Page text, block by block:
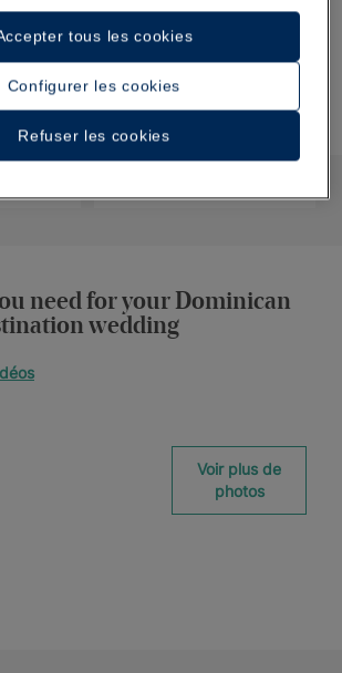
pour réserver votre grand
jour
DE
CALENDRIER DES
MARIAGES
need for your Dominican
wedding
Voir plus de
photos
Configurer les cookies
Refuser les cookies
tous les cookies